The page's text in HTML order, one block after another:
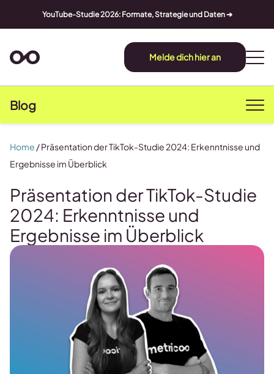
YouTube-Studie 2026: Formate, Strategie und Daten ➔
Melde dich hier an
Blog
Präsentation der TikTok-Studie
2024: Erkenntnisse und
Ergebnisse im Überblick
Home /Präsentation der TikTok-Studie 2024: Erkenntnisse und
Ergebnisse im Überblick